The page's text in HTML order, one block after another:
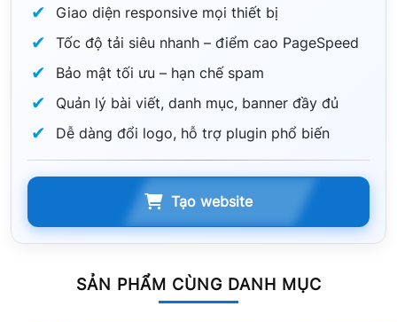
Giao diện responsive mọi thiết bị
Tốc độ tải siêu nhanh – điểm cao PageSpeed
Bảo mật tối ưu – hạn chế spam
Quản lý bài viết, danh mục, banner đầy đủ
Dễ dàng đổi logo, hỗ trợ plugin phổ biến
Tạo website
SẢN PHẨM CÙNG DANH MỤC